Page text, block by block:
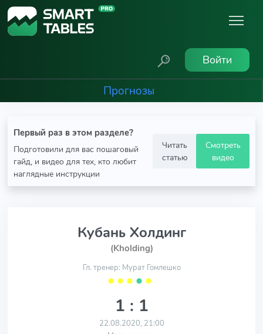
Войти
Прогнозы
Первый раз в этом разделе?
Подготовили для вас пошаговый
гайд, и видео для тех, кто любит
наглядные инструкции
Читать
статью
Смотреть
видео
Кубань Холдинг
(Kholding)
Гл. тренер: Мурат Гомлешко
⬤ ⬤ ⬤ ⬤ ⬤
1 : 1
22.08.2020, 21:00